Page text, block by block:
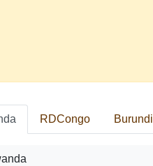
RDCongo Burundi